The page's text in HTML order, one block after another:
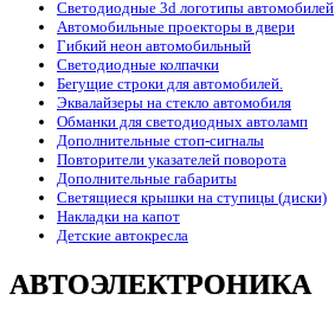
Светодиодные 3d логотипы автомобилей
Автомобильные проекторы в двери
Гибкий неон автомобильный
Светодиодные колпачки
Бегущие строки для автомобилей.
Эквалайзеры на стекло автомобиля
Обманки для светодиодных автоламп
Дополнительные стоп-сигналы
Повторители указателей поворота
Дополнительные габариты
Светящиеся крышки на ступицы (диски)
Накладки на капот
Детские автокресла
АВТОЭЛЕКТРОНИКА